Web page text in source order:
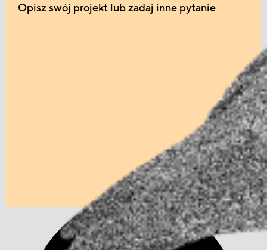
Opisz swój projekt lub zadaj inne pytanie